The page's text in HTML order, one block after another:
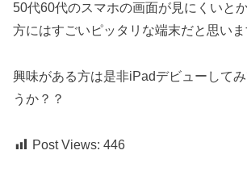
50代60代のスマホの画面が見にくいと
方にはすごいピッタリな端末だと思いま
興味がある方は是非iPadデビューして
うか？？
Post Views: 446